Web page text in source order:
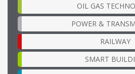
OIL GAS
POWER &
RAILWAY
SMART